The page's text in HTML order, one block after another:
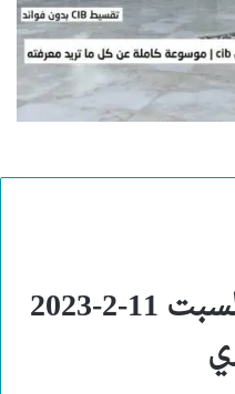
سعر الدولار اليوم السبت 11-2-2023